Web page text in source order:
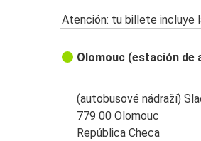
Atención: tu billete incluye
Olomouc (estación de
(autobusové nádraží)
779 00 Olomouc
República Checa